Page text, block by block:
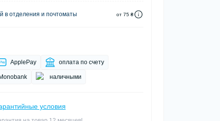
в отделения и почтоматы от 75 ₴
ApplePay оплата по счету
наличными
условия